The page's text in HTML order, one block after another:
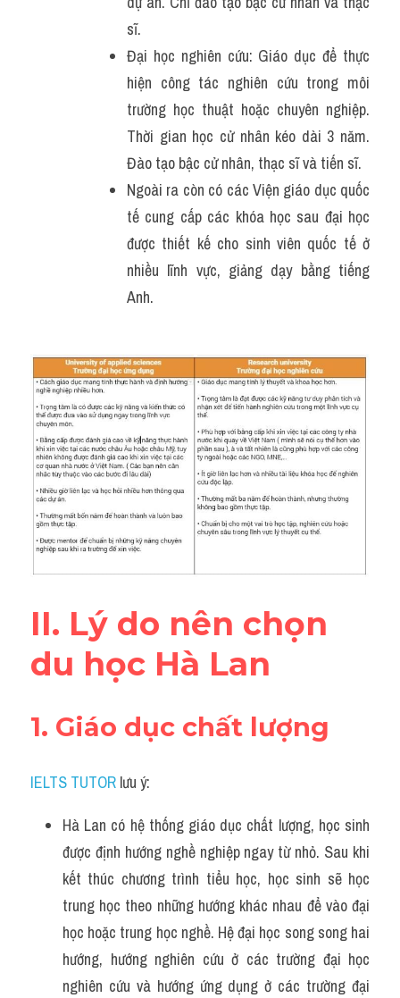
sĩ.
Đại học nghiên cứu: Giáo dục để thực
hiện công tác nghiên cứu trong môi
trường học thuật hoặc chuyên nghiệp.
Thời gian học cử nhân kéo dài 3 năm.
Đào tạo bậc cử nhân, thạc sĩ và tiến sĩ.
Ngoài ra còn có các Viện giáo dục quốc
tế cung cấp các khóa học sau đại học
được thiết kế cho sinh viên quốc tế ở
nhiều lĩnh vực, giảng dạy bằng tiếng
Anh.
II. Lý do nên chọn
du học Hà Lan
1. Giáo dục chất lượng
IELTS TUTOR lưu ý:
Hà Lan có hệ thống giáo dục chất lượng, học sinh
được định hướng nghề nghiệp ngay từ nhỏ. Sau khi
kết thúc chương trình tiểu học, học sinh sẽ học
trung học theo những hướng khác nhau để vào đại
học hoặc trung học nghề. Hệ đại học song song hai
hướng, hướng nghiên cứu ở các trường đại học
nghiên cứu và hướng ứng dụng ở các trường đại